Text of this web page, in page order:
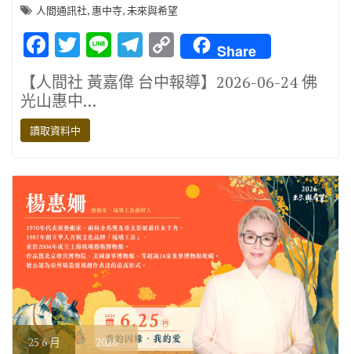
人間通訊社, 惠中寺,未來與希望
F
ac
e
b
o
o
k
T
w
it
te
r
Li
n
e
T
el
e
m
C
o
p
n
k
Share
【人間社 黃嘉偉 台中報導】2026-06-24 佛
光山惠中…
讀取資料中
256 月 2026